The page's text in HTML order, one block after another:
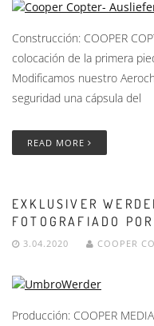
Construcción: COOPER
colocación de la primera
Modificamos nuestro
seguridad una cápsula del
READ MORE
EXKLUSIVER
FOTOGRAFIADO
3.04.2020 COOPER
Producción: COOPER